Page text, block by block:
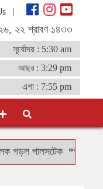
|
২২ শ্রাবণ ১৪৩৩
সূর্যোদয় : 5:30 am
আছর : 3:29 pm
এশা : 7:55 pm
পালসটেক** টোকিওতে